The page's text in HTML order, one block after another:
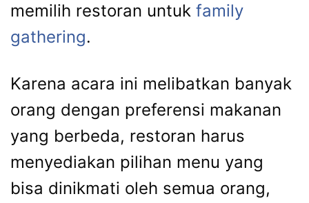
memilih restoran untuk family
gathering.
Karena acara ini melibatkan banyak
orang dengan preferensi makanan
yang berbeda, restoran harus
menyediakan pilihan menu yang
bisa dinikmati oleh semua orang,